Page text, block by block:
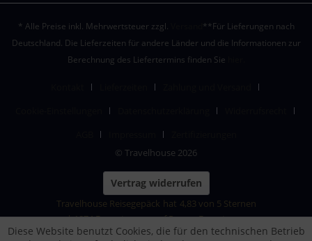
* Alle Preise inkl. Mehrwertsteuer zzgl.
**Für Lieferungen nach
Deutschland. Die Lieferzeiten für andere Länder und die Informationen zur
Berechnung des Liefertermins finden Sie
© Travelhouse 2026
Vertrag widerrufen
Travelhouse Reisegepäck hat 4,83 von 5 Sternen
|1874Bewertungen auf ProvenExpert.com
Diese Website benutzt Cookies, die für den technischen Betrieb